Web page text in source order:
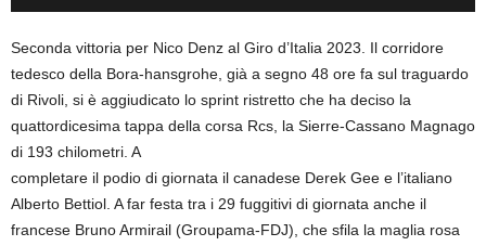
Seconda vittoria per Nico Denz al Giro d’Italia 2023. Il corridore
tedesco della Bora-hansgrohe, già a segno 48 ore fa sul traguardo
di Rivoli, si è aggiudicato lo sprint ristretto che ha deciso la
quattordicesima tappa della corsa Rcs, la Sierre-Cassano Magnago
di 193 chilometri. A
completare il podio di giornata il canadese Derek Gee e l’italiano
Alberto Bettiol. A far festa tra i 29 fuggitivi di giornata anche il
francese Bruno Armirail (Groupama-FDJ), che sfila la maglia rosa